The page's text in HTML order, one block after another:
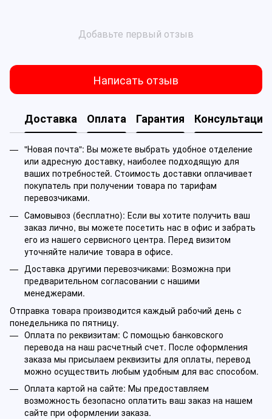
Добавьте первый отзыв
Написать отзыв
Доставка Оплата Гарантия Консультация
"Новая почта": Вы можете выбрать удобное отделение
или адресную доставку, наиболее подходящую для
ваших потребностей. Стоимость доставки оплачивает
покупатель при получении товара по тарифам
перевозчиками.
Самовывоз (бесплатно): Если вы хотите получить ваш
заказ лично, вы можете посетить нас в офис и забрать
его из нашего сервисного центра. Перед визитом
уточняйте наличие товара в офисе.
Доставка другими перевозчиками: Возможна при
предварительном согласовании с нашими
менеджерами.
Отправка товара производится каждый рабочий день с
понедельника по пятницу.
Оплата по реквизитам: С помощью банковского
перевода на наш расчетный счет. После оформления
заказа мы присылаем реквизиты для оплаты, перевод
можно осуществить любым удобным для вас способом.
Оплата картой на сайте: Мы предоставляем
возможность безопасно оплатить ваш заказ на нашем
сайте при оформлении заказа.